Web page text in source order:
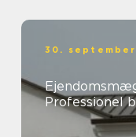
30. september
Professionel